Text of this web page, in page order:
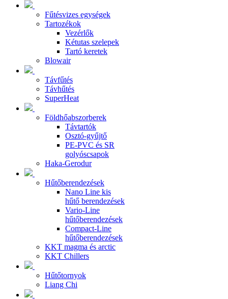
Fűtésvizes egységek
Tartozékok
Vezérlők
Kétutas szelepek
Tartó keretek
Blowair
Távfűtés
Távhűtés
SuperHeat
Földhőabszorberek
Távtartók
Osztó-gyűjtő
PE-PVC és SR
golyóscsapok
Haka-Gerodur
Hűtőberendezések
Nano Line kis
hűtő berendezések
Vario-Line
hűtőberendezések
Compact-Line
hűtőberendezések
KKT magma és arctic
KKT Chillers
Hűtőtornyok
Liang Chi